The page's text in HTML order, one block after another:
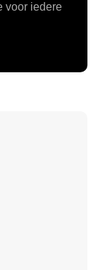
voor iedere